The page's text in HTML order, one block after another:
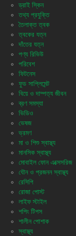
ড্রাই স্কিন
তথ্য প্রযুক্তি
তৈলাক্ত ত্বক
ত্বকের যত্ন
দাঁতের যত্ন
পণ্য রিভিউ
পরিবেশ
ফিটনেস
ফুড সাপ্লিমেন্ট
বিয়ে ও দাম্পত্য জীবন
ব্রণ সমস্যা
ভিডিও
ভেষজ
ভ্রমণ
মা ও শিশু স্বাস্থ্য
মানসিক স্বাস্থ্য
মোবাইল ফোন এক্সেসরিজ
যৌন ও প্রজনন স্বাস্থ্য
রেসিপি
রোজা পোস্ট
লাইফ স্টাইল
শপিং টিপস
শালীন পোশাক
স্বাস্থ্য